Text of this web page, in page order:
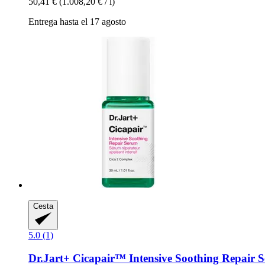
Entrega hasta el 17 agosto
Cesta
5.0 (1)
Dr.Jart+ Cicapair™ Intensive Soothing Repair